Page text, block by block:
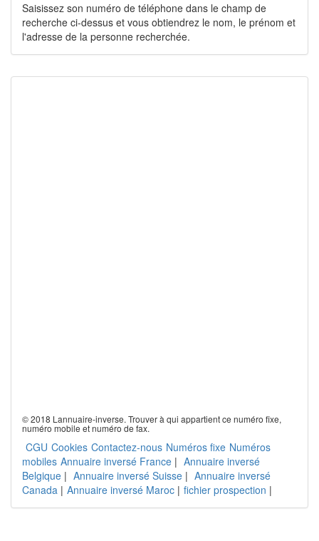
Saisissez son numéro de téléphone dans le champ de
recherche ci-dessus et vous obtiendrez le nom, le prénom et
l'adresse de la personne recherchée.
© 2018 Lannuaire-inverse. Trouver à qui appartient ce numéro fixe,
numéro mobile et numéro de fax.
CGU Cookies Contactez-nous Numéros fixe Numéros
mobiles Annuaire inversé France | Annuaire inversé
Belgique | Annuaire inversé Suisse | Annuaire inversé
Canada | Annuaire inversé Maroc | fichier prospection |